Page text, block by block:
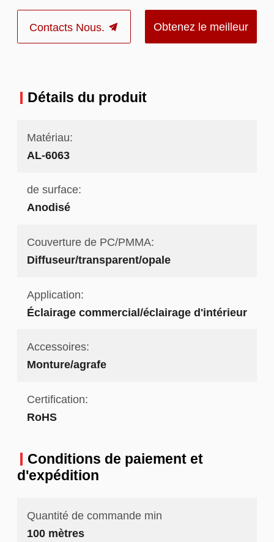
Contacts Nous. Obtenez le meilleur
Détails du produit
Matériau:
AL-6063
de surface:
Anodisé
Couverture de PC/PMMA:
Diffuseur/transparent/opale
Application:
Éclairage commercial/éclairage d'intérieur
Accessoires:
Monture/agrafe
Certification:
RoHS
Conditions de paiement et
d'expédition
Quantité de commande min
100 mètres